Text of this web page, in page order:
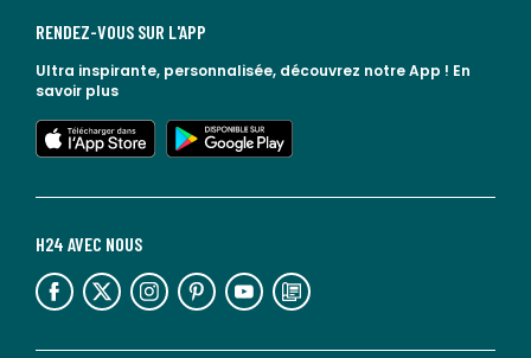
H24 AVEC NOUS
lien vers l'espace réseaux sociaux lien vers l'espace réseaux sociaux lien vers l'espace réseaux sociaux lien vers l'espace réseaux sociaux lien vers l'espace réseaux sociaux lien vers le blog la redoute
RENDEZ-VOUS SUR L'APP
Ultra inspirante, personnalisée, découvrez notre App ! En
savoir plus
lien vers l'app store
lien vers google play